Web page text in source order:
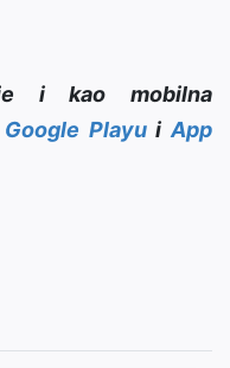
je i kao mobilna
Google PlayuiApp